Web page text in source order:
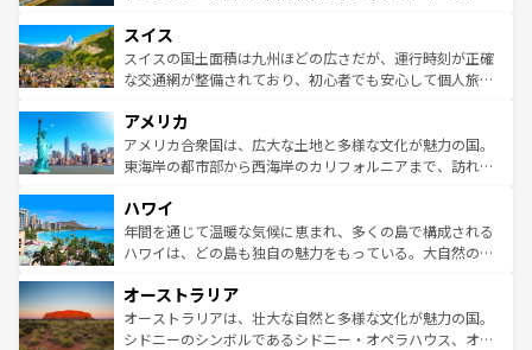
れる地方に足を運ぶとそれぞれで全く異なる文化を体験で
きるだろう。 なお、新着のフランス情報はコンテンツ一覧
を参照してほしい。
は、お酒好きな人にはぜひ体験してほしい。 なお、新着の
ドイツ情報はコンテンツ一覧を参照してほしい。
リアごとに異なる魅力がある。また、優雅なアフタヌーン
ティー、ビール好きにはたまらない英国パブ、サッカー観
戦など、本場だからこそできる体験も豊富。イギリスを旅
ンツ一覧を参照してほしい。
スイス
スイスの国土面積は九州ほどの広さだが、運行時刻が正確
な交通網が整備されており、初心者でも安心して個人旅行
の建物がそのまま残る町や、スイスならではのユニークな
博物館もあり、アルプス観光だけでなく町歩きも満喫する
ことができる。国民の所得が高いため物価も高いが、旅行
ば市内交通費無料で観光を楽しむこともできる。 なお、新
着のスイス情報はコンテンツ一覧 を参照してほしい。
アメリカ
アメリカ合衆国は、広大な土地と多様な文化が魅力の国。
東海岸の都市部から西海岸のカリフォルニアまで、訪れる
のような巨大都市は、観光、ショッピング、エンターテイ
ンメントが詰まった刺激的なスポットだ。一方、アメリカ
西部には大自然が広がり、グランドキャニオンやイエロー
部のニューオーリンズでは、音楽と美食が融合した独特の
文化が魅力。旅行者はアメリカの各地域で異なる魅力を楽
しみながら、その多様性と豊かな歴史を感じることができ
ハワイ
年間を通じて温暖な気候に恵まれ、多くの島で構成される
ハワイは、どの島も独自の魅力をもっている。大自然の神
ワイ島は見逃せない。また、定番の観光地といえばオアフ
島だが、静かな自然を求めるならマウイ島やカウアイ島が
おすすめ。エメラルドグリーンに輝く海をはじめ、豊かな
オーストラリア
オーストラリアは、壮大な自然と多様な文化が魅力の国。
シドニーのシンボルであるシドニー・オペラハウス、オー